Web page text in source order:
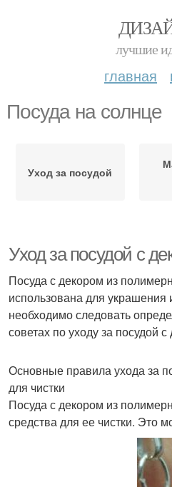
лучшие
главная
Посуда на солнце
Уход за посудой
Уход за посудой с
Посуда с декором из
использована для
необходимо следовать
советах по уходу за посудой
Основные правила ухода за
для чистки
Посуда с декором из
средства для ее чистки. Это